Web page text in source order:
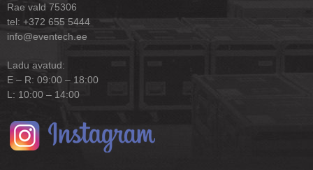
Rae vald 75306
tel: +372 655 5444
info@eventech.ee
Ladu avatud:
E – R: 09:00 – 18:00
L: 10:00 – 14:00